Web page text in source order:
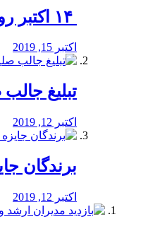
اکتبر 15, 2019
تبلیغ
اکتبر 12, 2019
برندگان
اکتبر 12, 2019